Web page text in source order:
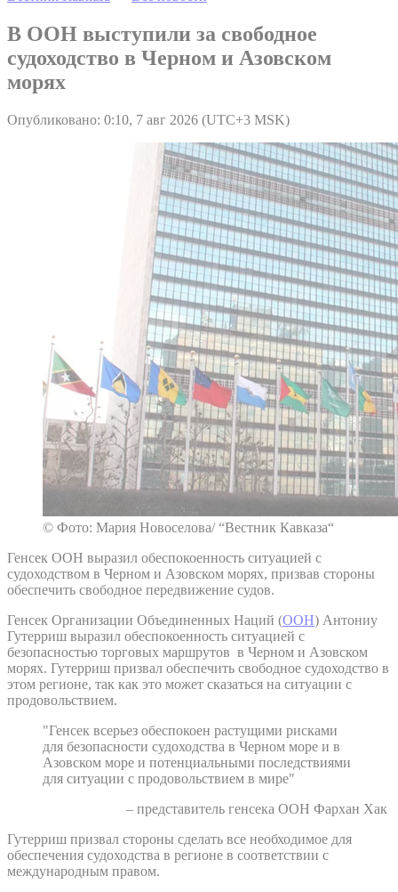
В ООН выступили за свободное
судоходство в Черном и Азовском
морях
Опубликовано: 0:10, 7 авг 2026 (UTC+3 MSK)
© Фото: Мария Новоселова/ “Вестник Кавказа“
Генсек ООН выразил обеспокоенность ситуацией с
судоходством в Черном и Азовском морях, призвав стороны
обеспечить свободное передвижение судов.
Генсек Организации Объединенных Наций (ООН) Антониу
Гутерриш выразил обеспокоенность ситуацией с
безопасностью торговых маршрутов в Черном и Азовском
морях. Гутерриш призвал обеспечить свободное судоходство в
этом регионе, так как это может сказаться на ситуации с
продовольствием.
"Генсек всерьез обеспокоен растущими рисками
для безопасности судоходства в Черном море и в
Азовском море и потенциальными последствиями
для ситуации с продовольствием в мире"
– представитель генсека ООН Фархан Хак
Гутерриш призвал стороны сделать все необходимое для
обеспечения судоходства в регионе в соответствии с
международным правом.